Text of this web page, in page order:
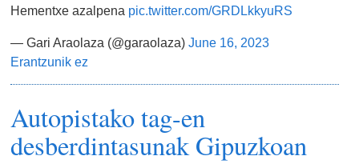
Hementxe azalpena pic.twitter.com/GRDLkkyuRS
— Gari Araolaza (@garaolaza)June 16, 2023
Erantzunik ez
Autopistako tag-en
desberdintasunak Gipuzkoan